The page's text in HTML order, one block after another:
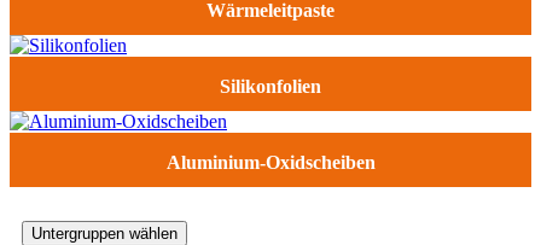
Wärmeleitpaste
Silikonfolien
Aluminium-Oxidscheiben
Untergruppen wählen